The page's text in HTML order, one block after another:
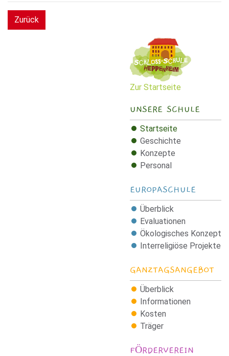
Zurück
Zur Startseite
UNSERE SCHULE
Startseite
Geschichte
Konzepte
Personal
EUROPASCHULE
Überblick
Evaluationen
Ökologisches Konzept
Interreligiöse Projekte
GANZTAGSANGEBOT
Überblick
Informationen
Kosten
Träger
FÖRDERVEREIN